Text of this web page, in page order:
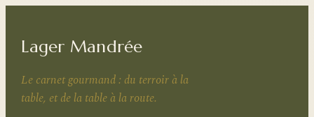
Lager Mandrée
Le carnet gourmand : du terroir à la
table, et de la table à la route.